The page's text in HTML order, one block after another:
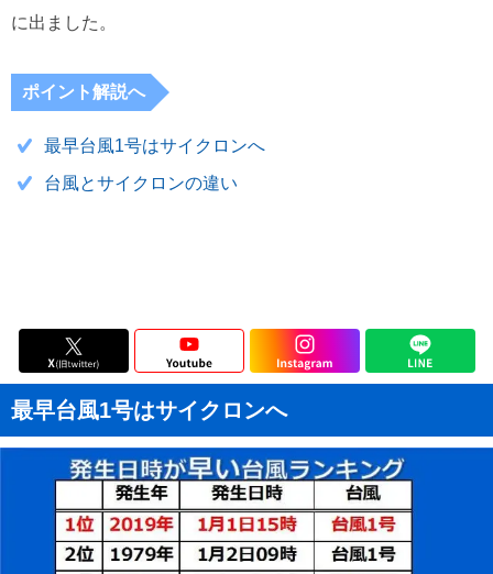
に出ました。
ポイント解説へ
最早台風1号はサイクロンへ
台風とサイクロンの違い
最早台風1号はサイクロンへ